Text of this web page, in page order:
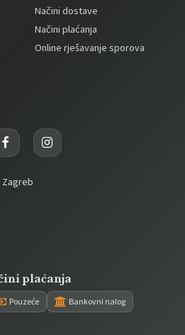
Načini dostave
Načini plaćanja
Online rješavanje sporova
Zagreb
plaćanja
Pouzeće Bankovni nalog